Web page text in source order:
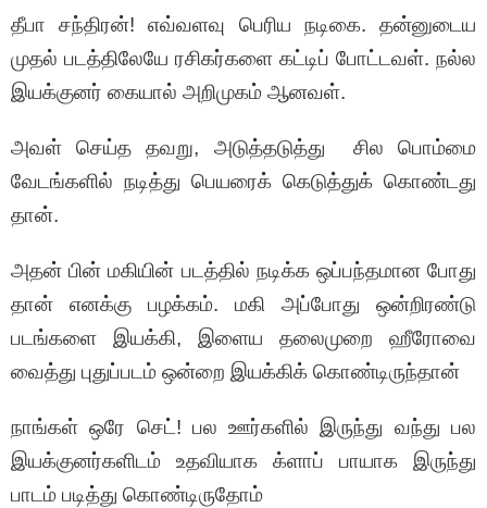
தீபா சந்திரன்! எவ்வளவு பெரிய நடிகை. தன்னுடைய
முதல் படத்திலேயே ரசிகர்களை கட்டிப் போட்டவள். நல்ல
இயக்குனர் கையால் அறிமுகம் ஆனவள்.
அவள் செய்த தவறு, அடுத்தடுத்து சில பொம்மை
வேடங்களில் நடித்து பெயரைக் கெடுத்துக் கொண்டது
தான்.
அதன் பின் மகியின் படத்தில் நடிக்க ஒப்பந்தமான போது
தான் எனக்கு பழக்கம். மகி அப்போது ஒன்றிரண்டு
படங்களை இயக்கி, இளைய தலைமுறை ஹீரோவை
வைத்து புதுப்படம் ஒன்றை இயக்கிக் கொண்டிருந்தான்
நாங்கள் ஒரே செட்! பல ஊர்களில் இருந்து வந்து பல
இயக்குனர்களிடம் உதவியாக க்ளாப் பாயாக இருந்து
பாடம் படித்து கொண்டிருதோம்